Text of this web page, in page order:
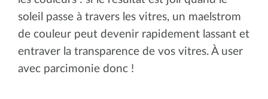
soleil passe à travers les vitres, un maelstrom
de couleur peut devenir rapidement lassant et
entraver la transparence de vos vitres. À user
avec parcimonie donc !